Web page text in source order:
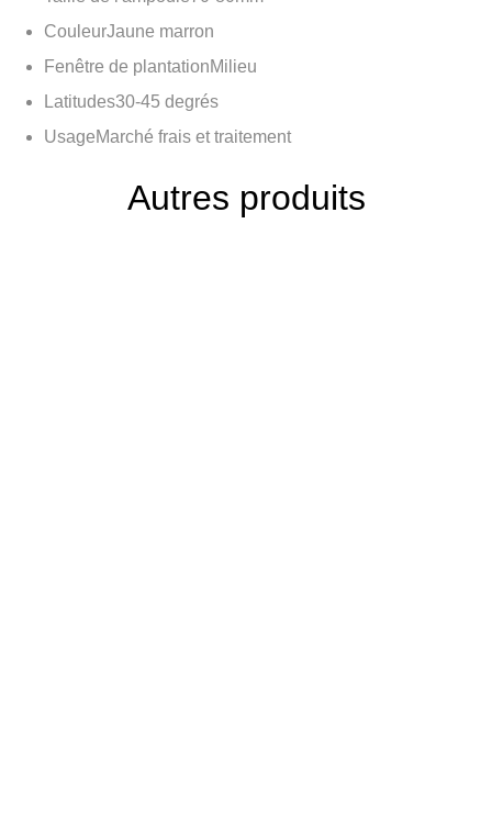
CouleurJaune marron
Fenêtre de plantationMilieu
Latitudes30-45 degrés
UsageMarché frais et traitement
Autres produits